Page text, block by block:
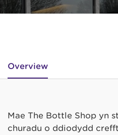
Overview
Mae The Bottle Shop yn
churadu o ddiodydd